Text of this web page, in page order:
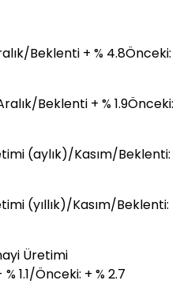
Beklenti + % 4.8Önceki:
Beklenti + % 1.9Önceki:
(aylık)/Kasım/Beklenti:
(yıllık)/Kasım/Beklenti:
Üretimi
1.1/Önceki: + % 2.7